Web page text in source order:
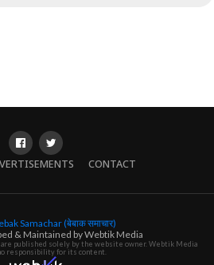
CONTACT
Samachar (बेबाक समाचार)
& Maintained by Webtik Media
published solely by the website owner. Webtik Media
responsibility for its content.